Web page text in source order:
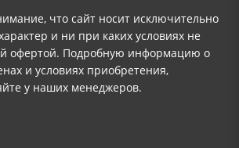
что сайт носит исключительно
и ни при каких условиях не
офертой. Подробную информацию о
и условиях приобретения,
у наших менеджеров.